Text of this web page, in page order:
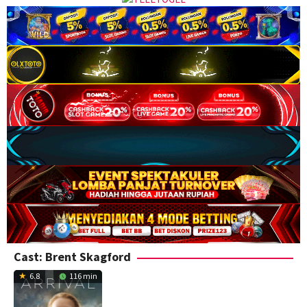
Cast: Brent Skagford
6.8 116 min